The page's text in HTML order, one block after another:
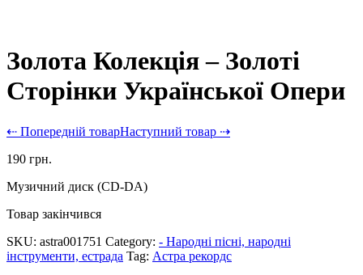
Золота Колекція – Золоті
Сторінки Української Опери
⇠ Попередній товарНаступний товар ⇢
190 грн.
Музичний диск (CD-DA)
Товар закінчився
SKU: astra001751 Category: - Народні пісні, народні
інструменти, естрада Tag: Астра рекордс